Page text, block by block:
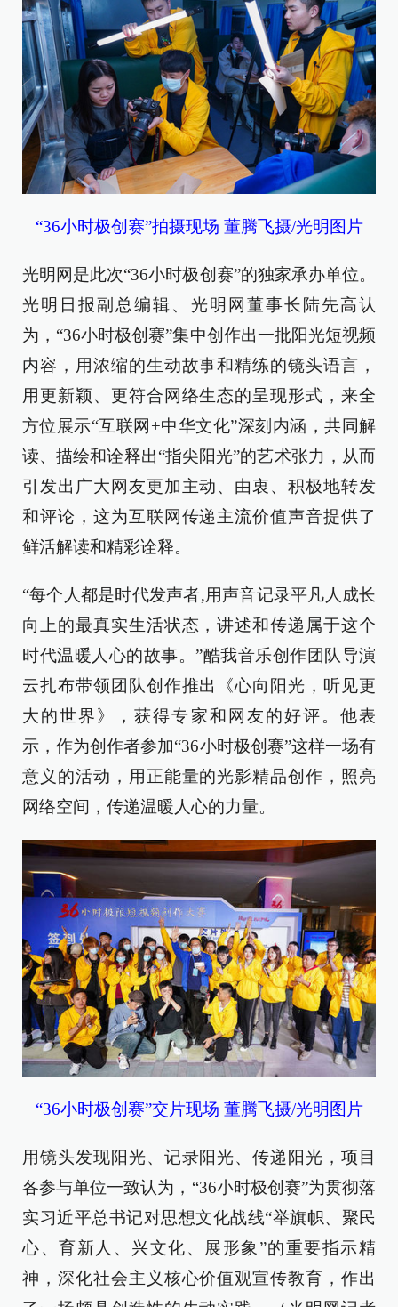
“36小时极创赛”拍摄现场 董腾飞摄/光明图片
光明网是此次“36小时极创赛”的独家承办单位。
光明日报副总编辑、光明网董事长陆先高认
为，“36小时极创赛”集中创作出一批阳光短视频
内容，用浓缩的生动故事和精练的镜头语言，
用更新颖、更符合网络生态的呈现形式，来全
方位展示“互联网+中华文化”深刻内涵，共同解
读、描绘和诠释出“指尖阳光”的艺术张力，从而
引发出广大网友更加主动、由衷、积极地转发
和评论，这为互联网传递主流价值声音提供了
鲜活解读和精彩诠释。
“每个人都是时代发声者,用声音记录平凡人成长
向上的最真实生活状态，讲述和传递属于这个
时代温暖人心的故事。”酷我音乐创作团队导演
云扎布带领团队创作推出《心向阳光，听见更
大的世界》，获得专家和网友的好评。他表
示，作为创作者参加“36小时极创赛”这样一场有
意义的活动，用正能量的光影精品创作，照亮
网络空间，传递温暖人心的力量。
“36小时极创赛”交片现场 董腾飞摄/光明图片
用镜头发现阳光、记录阳光、传递阳光，项目
各参与单位一致认为，“36小时极创赛”为贯彻落
实习近平总书记对思想文化战线“举旗帜、聚民
心、育新人、兴文化、展形象”的重要指示精
神，深化社会主义核心价值观宣传教育，作出